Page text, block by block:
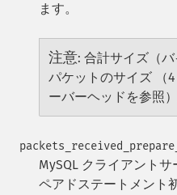
ます。
注意: 合計サイズ（
パケットのサイズ （
ーバーヘッドを参照
MySQL クライアント
ペアドステートメント